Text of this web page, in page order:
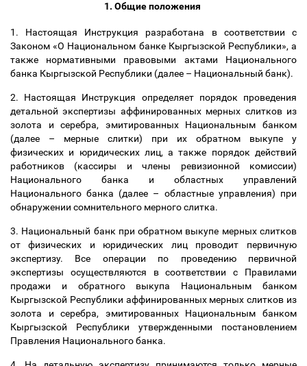
1. Общие положения
1. Настоящая Инструкция разработана в соответствии с
Законом «О Национальном банке Кыргызской Республики», а
также нормативными правовыми актами Национального
банка Кыргызской Республики (далее – Национальный банк).
2. Настоящая Инструкция определяет порядок проведения
детальной экспертизы аффинированных мерных слитков из
золота и серебра, эмитированных Национальным банком
(далее – мерные слитки) при их обратном выкупе у
физических и юридических лиц, а также порядок действий
работников (кассиры и члены ревизионной комиссии)
Национального банка и областных управлений
Национального банка (далее – областные управления) при
обнаружении сомнительного мерного слитка.
3. Национальный банк при обратном выкупе мерных слитков
от физических и юридических лиц проводит первичную
экспертизу. Все операции по проведению первичной
экспертизы осуществляются в соответствии с Правилами
продажи и обратного выкупа Национальным банком
Кыргызской Республики аффинированных мерных слитков из
золота и серебра, эмитированных Национальным банком
Кыргызской Республики утвержденными постановлением
Правления Национального банка.